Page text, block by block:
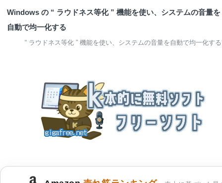
Windows の “ ラウドネス等化 ” 機能を使い、システムの音量を
自動で均一化する
“ ラウドネス等化 ” 機能を使い、システムの音量を自動で均一化する